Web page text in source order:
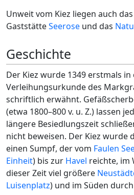
Unweit vom Kiez liegen auch das
GaststätteSeerose und das
Geschichte
Der Kiez wurde 1349 erstmals in
Verleihungsurkunde des
schriftlich erwähnt.
(etwa 1800–800 v. u. Z.) lassen
längere Besiedlungszeit
nicht beweisen. Der Kiez wurde
einen Sumpf, der vom Faulen
Einheit) bis zur Havel reichte, im
dieser Zeit viel größere
Luisenplatz) und im Süden